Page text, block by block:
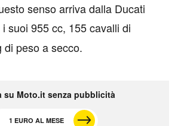
senso arriva dalla Ducati
suoi 955 cc, 155 cavalli di
di peso a secco.
su Moto.it senza pubblicità
1 EURO AL MESE